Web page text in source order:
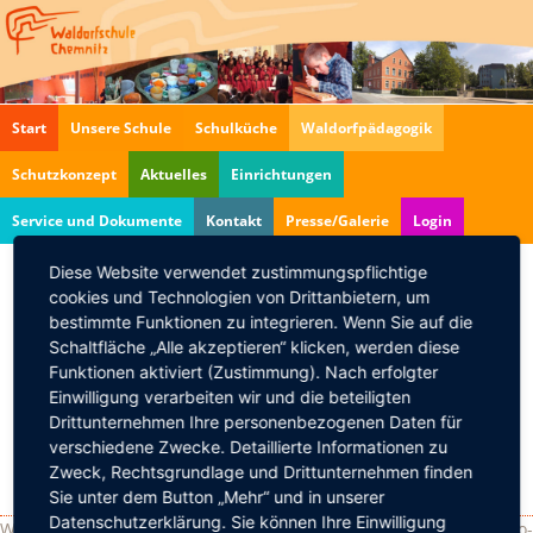
Start Unsere Schule Schulküche Waldorfpädagogik
Schutzkonzept Aktuelles Einrichtungen
Service und Dokumente Kontakt Presse/Galerie Login
Oberuferer
Christgeburtsspiel
21.12.2010, 19:00
Zurück
Waldorfschule Chemnitz - Sandstraße 102 - 09114 Chemnitz - Info-
Diese Website verwendet zustimmungspflichtige
cookies und Technologien von Drittanbietern, um
bestimmte Funktionen zu integrieren. Wenn Sie auf die
Schaltfläche „Alle akzeptieren“ klicken, werden diese
Funktionen aktiviert (Zustimmung). Nach erfolgter
Einwilligung verarbeiten wir und die beteiligten
Drittunternehmen Ihre personenbezogenen Daten für
verschiedene Zwecke. Detaillierte Informationen zu
Zweck, Rechtsgrundlage und Drittunternehmen finden
Sie unter dem Button „Mehr“ und in unserer
Datenschutzerklärung. Sie können Ihre Einwilligung